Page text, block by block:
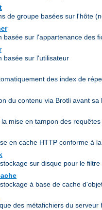
de groupe basées sur l'hôte
basée sur l'appartenance des
basée sur l'utilisateur
des index de
du contenu via Brotli avant sa
mise en tampon des requêtes
en cache HTTP conforme à
sur disque pour le filtre
à base de cache
des métafichiers du serveur